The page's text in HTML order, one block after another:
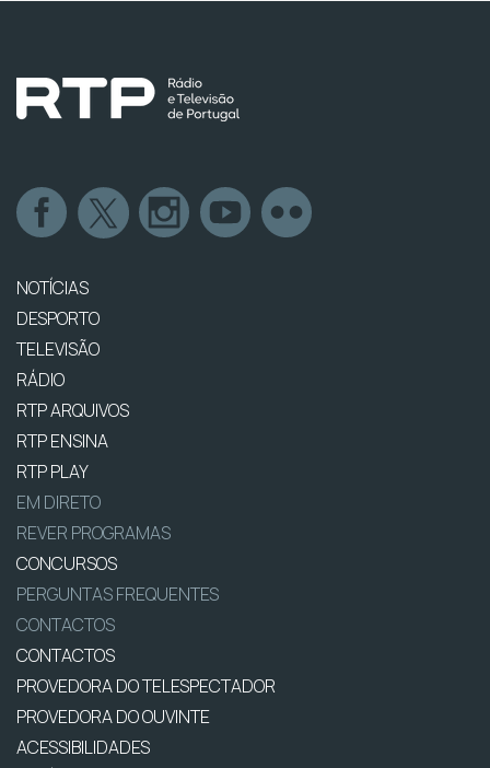
NOTÍCIAS
DESPORTO
TELEVISÃO
RÁDIO
RTP ARQUIVOS
RTP ENSINA
RTP PLAY
EM DIRETO
REVER PROGRAMAS
CONCURSOS
PERGUNTAS FREQUENTES
CONTACTOS
CONTACTOS
PROVEDORA DO TELESPECTADOR
PROVEDORA DO OUVINTE
ACESSIBILIDADES